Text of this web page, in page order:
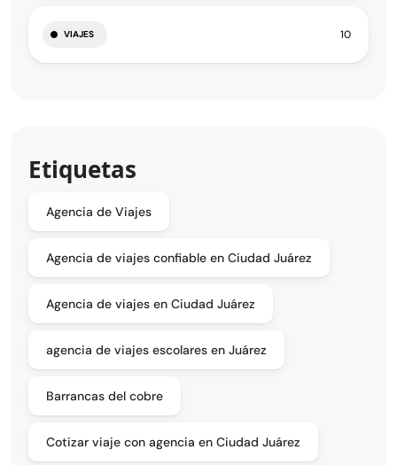
VIAJES 10
Etiquetas
Agencia de Viajes
Agencia de viajes confiable en Ciudad Juárez
Agencia de viajes en Ciudad Juárez
agencia de viajes escolares en Juárez
Barrancas del cobre
Cotizar viaje con agencia en Ciudad Juárez